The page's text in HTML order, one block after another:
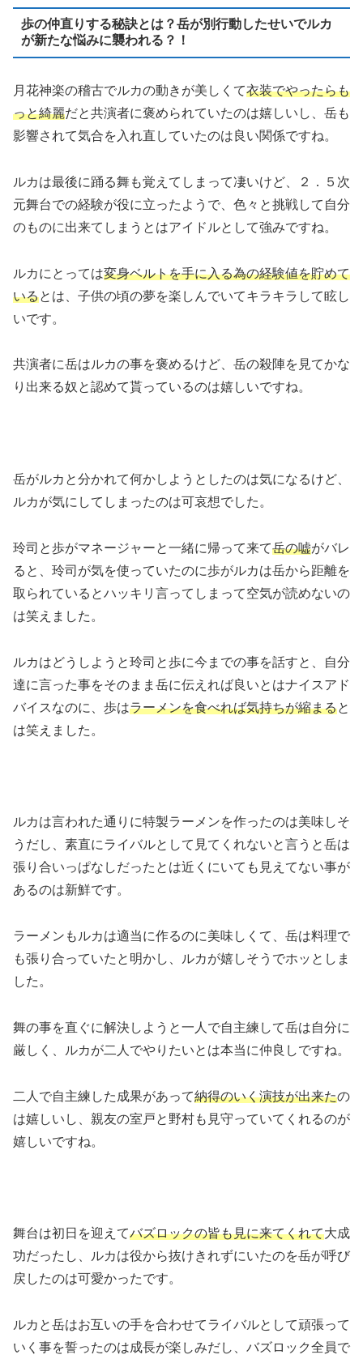
歩の仲直りする秘訣とは？岳が別行動したせいでルカ
が新たな悩みに襲われる？！
月花神楽の稽古でルカの動きが美しくて衣装でやったらも
っと綺麗だと共演者に褒められていたのは嬉しいし、岳も
影響されて気合を入れ直していたのは良い関係ですね。
ルカは最後に踊る舞も覚えてしまって凄いけど、２．５次
元舞台での経験が役に立ったようで、色々と挑戦して自分
のものに出来てしまうとはアイドルとして強みですね。
ルカにとっては変身ベルトを手に入る為の経験値を貯めて
いるとは、子供の頃の夢を楽しんでいてキラキラして眩し
いです。
共演者に岳はルカの事を褒めるけど、岳の殺陣を見てかな
り出来る奴と認めて貰っているのは嬉しいですね。
岳がルカと分かれて何かしようとしたのは気になるけど、
ルカが気にしてしまったのは可哀想でした。
玲司と歩がマネージャーと一緒に帰って来て岳の嘘がバレ
ると、玲司が気を使っていたのに歩がルカは岳から距離を
取られているとハッキリ言ってしまって空気が読めないの
は笑えました。
ルカはどうしようと玲司と歩に今までの事を話すと、自分
達に言った事をそのまま岳に伝えれば良いとはナイスアド
バイスなのに、歩はラーメンを食べれば気持ちが縮まると
は笑えました。
ルカは言われた通りに特製ラーメンを作ったのは美味しそ
うだし、素直にライバルとして見てくれないと言うと岳は
張り合いっぱなしだったとは近くにいても見えてない事が
あるのは新鮮です。
ラーメンもルカは適当に作るのに美味しくて、岳は料理で
も張り合っていたと明かし、ルカが嬉しそうでホッとしま
した。
舞の事を直ぐに解決しようと一人で自主練して岳は自分に
厳しく、ルカが二人でやりたいとは本当に仲良しですね。
二人で自主練した成果があって納得のいく演技が出来たの
は嬉しいし、親友の室戸と野村も見守っていてくれるのが
嬉しいですね。
舞台は初日を迎えてバズロックの皆も見に来てくれて大成
功だったし、ルカは役から抜けきれずにいたのを岳が呼び
戻したのは可愛かったです。
ルカと岳はお互いの手を合わせてライバルとして頑張って
いく事を誓ったのは成長が楽しみだし、バズロック全員で